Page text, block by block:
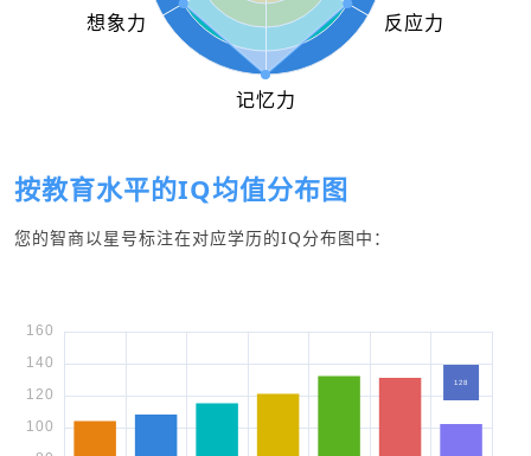
按教育水平的IQ均值分布图
您的智商以星号标注在对应学历的IQ分布图中：